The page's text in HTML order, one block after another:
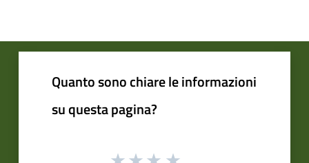
Quanto sono chiare le informazioni
su questa pagina?